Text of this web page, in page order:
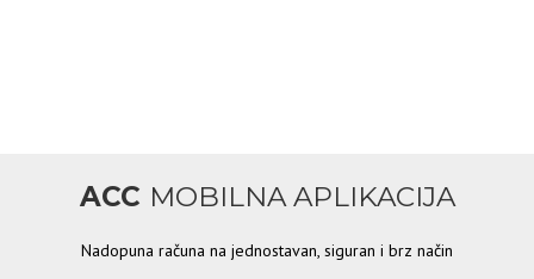
ACC MOBILNA APLIKACIJA
Nadopuna računa na jednostavan, siguran i brz način